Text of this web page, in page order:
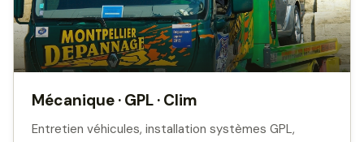
Mécanique · GPL · Clim
Entretien véhicules, installation systèmes GPL,